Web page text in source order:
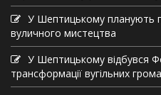
У Шептицькому планують
вуличного мистецтва
У Шептицькому відбувся
трансформації вугільних